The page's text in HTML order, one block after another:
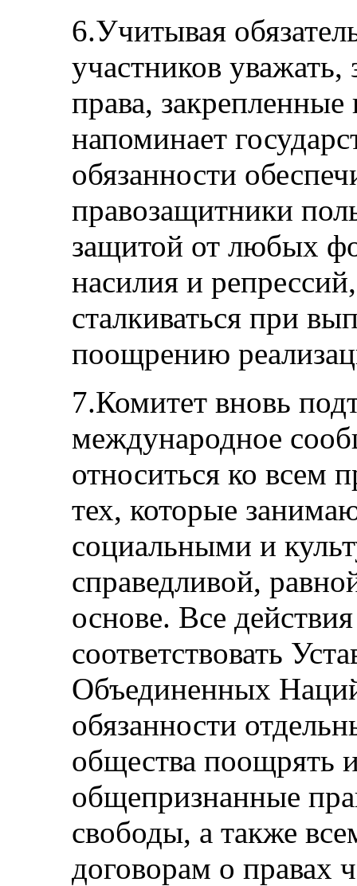
6.Учитывая
участников
права,
напоминает
обязанности
правозащитники
защитой от любых
насилия и
сталкиваться при
поощрению
7.Комитет вновь
международное
относиться ко всем
тех, которые
социальными и
справедливой,
основе. Все
соответствовать
Объединенных
обязанности
общества поощрять
общепризнанные
свободы, а также
договорам о правах